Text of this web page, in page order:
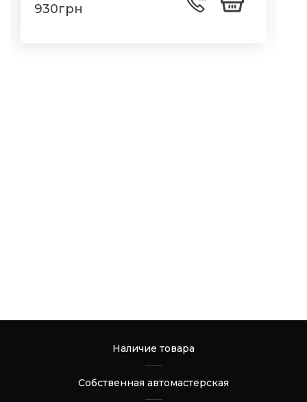
930грн
Наличие товара
Собственная автомастерская